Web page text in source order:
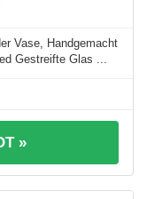
Vase, Handgemacht
Gestreifte Glas ...
»